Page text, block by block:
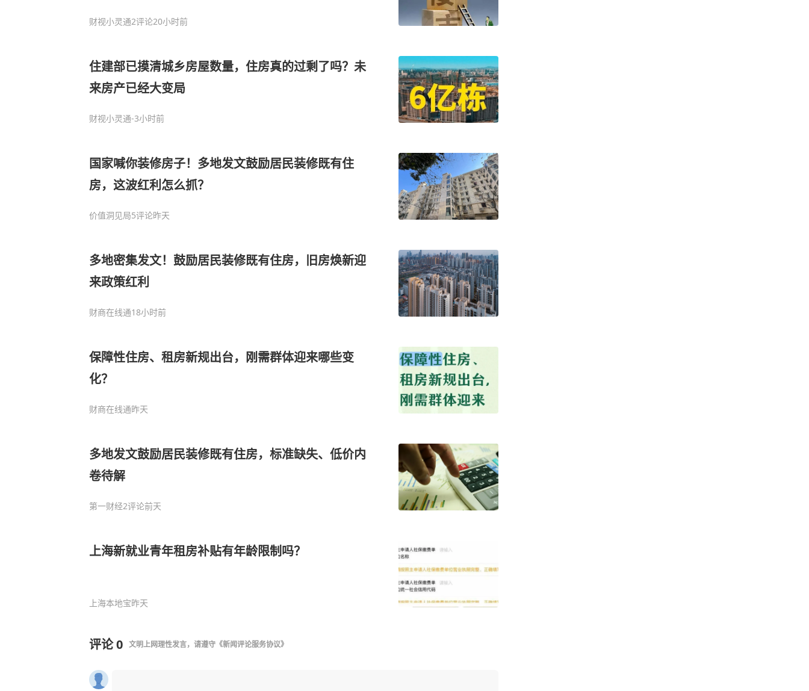
财视小灵通2评论20小时前
住建部已摸清城乡房屋数量，住房真的过剩了吗？未
来房产已经大变局
财视小灵通-3小时前
国家喊你装修房子！多地发文鼓励居民装修既有住
房，这波红利怎么抓？
价值洞见局5评论昨天
多地密集发文！鼓励居民装修既有住房，旧房焕新迎
来政策红利
财商在线通18小时前
保障性住房、租房新规出台，刚需群体迎来哪些变
化？
财商在线通昨天
多地发文鼓励居民装修既有住房，标准缺失、低价内
卷待解
第一财经2评论前天
上海新就业青年租房补贴有年龄限制吗？
上海本地宝昨天
评论0 文明上网理性发言，请遵守 《新闻评论服务协议》